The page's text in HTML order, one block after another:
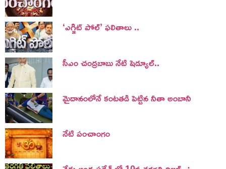
‘ఎగ్జిట్ పోల్’ ఫలితాలు ..
సీఎం చంద్రబాబు నేటి షెడ్యూల్..
మైదానంలోనే కంటతడి పెట్టిన నీతా అంబానీ
నేటి పంచాంగం